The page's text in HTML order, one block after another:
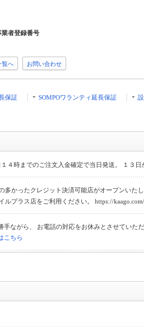
者登録番号
覧へ お問い合わせ
保証 SOMPOワランティ延長保証
４時までのご注文入金確定で当日発送。 １３
多かったクレジット決済可能店がオープンいた
ルプラス店をご利用ください。 https://
手ながら、 お電話の対応をお休みとさせていた
こちら